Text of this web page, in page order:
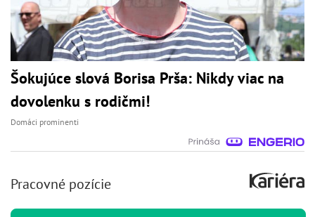
Šokujúce slová Borisa Prša: Nikdy viac na
dovolenku s rodičmi!
Domáci prominenti
Pracovné pozície